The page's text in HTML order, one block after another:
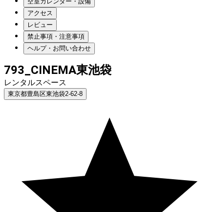
アクセス
レビュー
禁止事項・注意事項
ヘルプ・お問い合わせ
793_CINEMA東池袋
レンタルスペース
東京都豊島区東池袋2-62-8